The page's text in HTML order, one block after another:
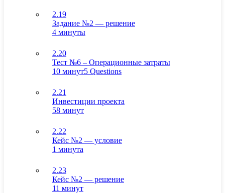
2.19
Задание №2 — решение
4 минуты
2.20
Тест №6 – Операционные затраты
10 минут5 Questions
2.21
Инвестиции проекта
58 минут
2.22
Кейс №2 — условие
1 минута
2.23
Кейс №2 — решение
11 минут